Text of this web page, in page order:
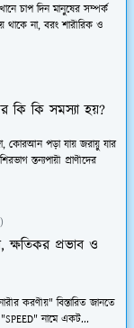
চাপ দিন মানুষের সম্পর্ক
না, বরং শারীরিক ও
কি কি সমস্যা হয়?
কোরআন পড়া যায় জরায়ু যার
স্তন্যপায়ী প্রাণীদের
ক্ষতিকর প্রভাব ও
করণীয়" বিস্তারিত জানতে
নামে একট...